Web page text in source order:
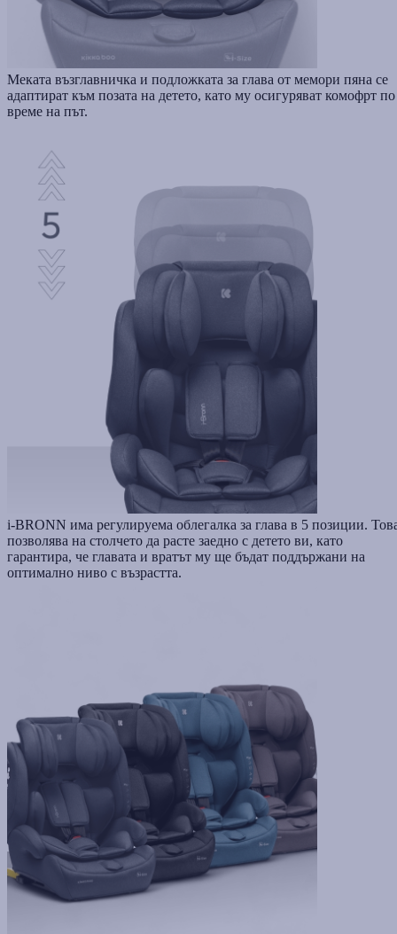
Меката възглавничка и подложката за глава от мемори пяна се
адаптират към позата на детето, като му осигуряват комофрт по
време на път.
i-BRONN има регулируема облегалка за глава в 5 позиции.
позволява на столчето да расте заедно с детето ви, като
гарантира, че главата и вратът му ще бъдат поддържани на
оптимално ниво с възрастта.